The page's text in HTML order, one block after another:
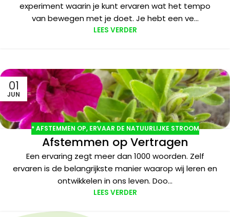
experiment waarin je kunt ervaren wat het tempo
van bewegen met je doet. Je hebt een ve...
LEES VERDER
01
JUN
* AFSTEMMEN OP, ERVAAR DE NATUURLIJKE STROOM
Afstemmen op Vertragen
Een ervaring zegt meer dan 1000 woorden. Zelf
ervaren is de belangrijkste manier waarop wij leren en
ontwikkelen in ons leven. Doo...
LEES VERDER